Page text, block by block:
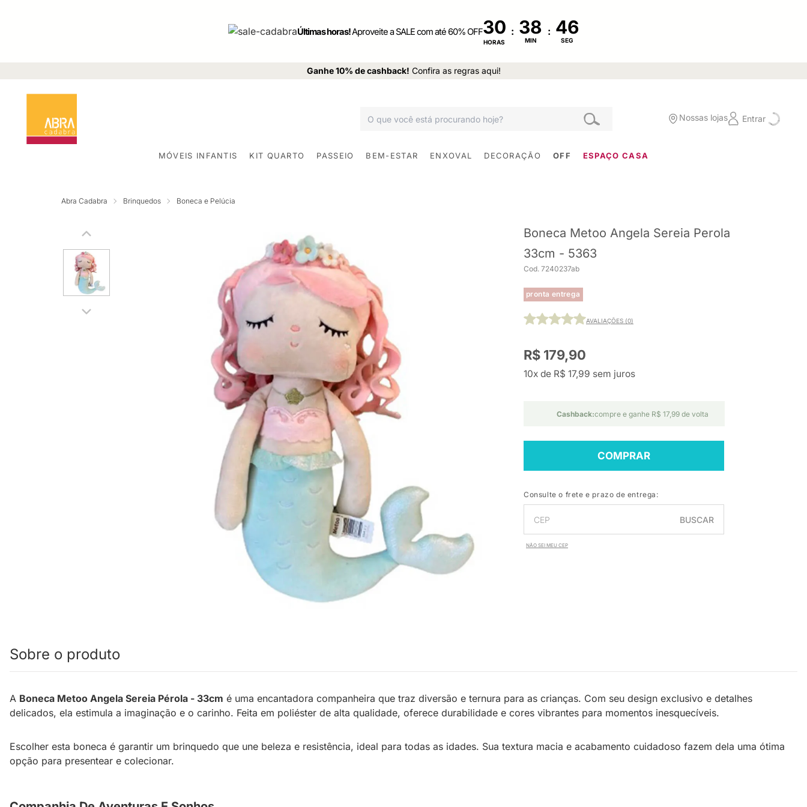
Últimas horas!Aproveite a SALE com até 60% OFF30
HORAS
:
MIN
:
SEG
Ganhe 10% de cashback! Confira as regras aqui!
Nossas lojas Entrar
MÓVEIS INFANTIS KIT QUARTO PASSEIO BEM-ESTAR ENXOVAL DECORAÇÃO OFF ESPAÇO CASA
Abra Cadabra Brinquedos Boneca e Pelúcia
Boneca Metoo Angela Sereia Perola
33cm - 5363
Cod. 7240237ab
pronta entrega
AVALIAÇÕES (0)
R$ 179,90
10x de R$ 17,99 sem juros
Cashback:compre e ganhe R$ 17,99 de volta
COMPRAR
Consulte o frete e prazo de entrega:
BUSCAR
NÃO SEI MEU CEP
Sobre o produto
A Boneca Metoo Angela Sereia Pérola - 33cm é uma encantadora companheira que traz diversão e ternura para as crianças. Com seu design exclusivo e detalhes
delicados, ela estimula a imaginação e o carinho. Feita em poliéster de alta qualidade, oferece durabilidade e cores vibrantes para momentos inesquecíveis.
Escolher esta boneca é garantir um brinquedo que une beleza e resistência, ideal para todas as idades. Sua textura macia e acabamento cuidadoso fazem dela uma ótima
opção para presentear e colecionar.